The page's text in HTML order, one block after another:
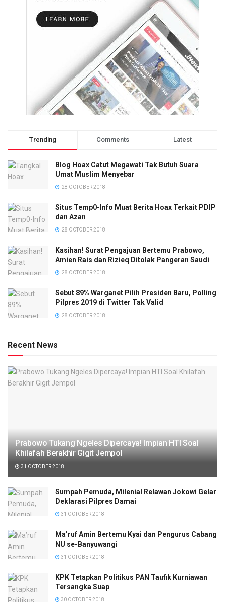
Trending Comments Latest
Blog Hoax Catut Megawati Tak Butuh Suara
Umat Muslim Menyebar
28 OCTOBER 2018
Situs Temp0-Info Muat Berita Hoax Terkait PDIP
dan Azan
28 OCTOBER 2018
Kasihan! Surat Pengajuan Bertemu Prabowo,
Amien Rais dan Rizieq Ditolak Pangeran Saudi
28 OCTOBER 2018
Sebut 89% Warganet Pilih Presiden Baru, Polling
Pilpres 2019 di Twitter Tak Valid
28 OCTOBER 2018
Recent News
Prabowo Tukang Ngeles Dipercaya! Impian HTI Soal
Khilafah Berakhir Gigit Jempol
31 OCTOBER 2018
Sumpah Pemuda, Milenial Relawan Jokowi Gelar
Deklarasi Pilpres Damai
31 OCTOBER 2018
Ma’ruf Amin Bertemu Kyai dan Pengurus Cabang
NU se-Banyuwangi
31 OCTOBER 2018
KPK Tetapkan Politikus PAN Taufik Kurniawan
Tersangka Suap
30 OCTOBER 2018